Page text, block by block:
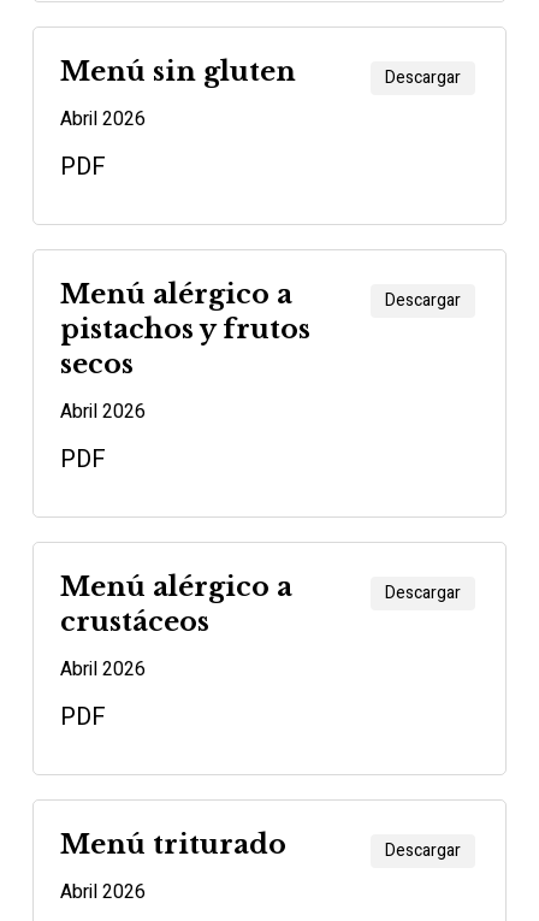
Menú sin gluten
Abril 2026
PDF
Descargar
Menú alérgico a
pistachos y frutos
secos
Abril 2026
PDF
Descargar
Menú alérgico a
crustáceos
Abril 2026
PDF
Descargar
Menú triturado
Abril 2026
Descargar